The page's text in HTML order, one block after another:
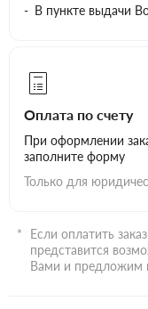
В пункте выдачи
Оплата по счету
При оформлении
заполните форму
Только для
Если оплатить
представится
Вами и предложим